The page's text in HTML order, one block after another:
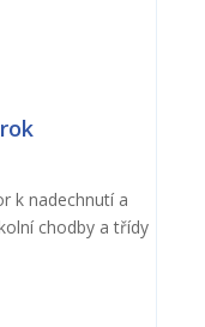
k nadechnutí a
chodby a třídy